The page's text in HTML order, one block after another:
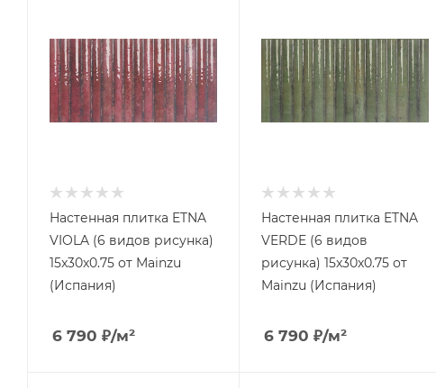
Настенная плитка ETNA
VIOLA (6 видов рисунка)
15x30x0.75 от Mainzu
(Испания)
6 790 ₽/м²
Настенная плитка ETNA
VERDE (6 видов
рисунка) 15x30x0.75 от
Mainzu (Испания)
6 790 ₽/м²